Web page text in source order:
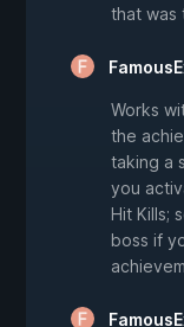
that was
Works
the
taking a
you
Hit Kills;
boss if